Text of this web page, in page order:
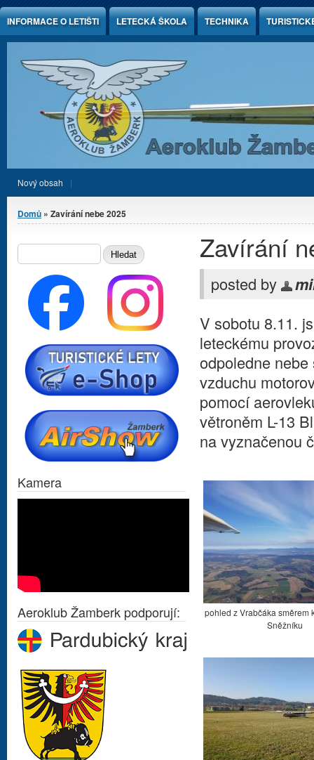
Jump to Content
INFORMACE O LETIŠTI LETECKÁ ŠKOLA TECHNIKA
Nový obsah
Jste zde
Domů » Zavírání nebe 2025
Zavírání
posted by
V sobotu 8.11.
leteckému
odpoledne
vzduchu
pomocí
větroněm L-13
na vyznačenou
pohled z Vrabčáka směrem
Sněžníku
Vyhledávání
Kamera
Aeroklub Žamberk podporují: